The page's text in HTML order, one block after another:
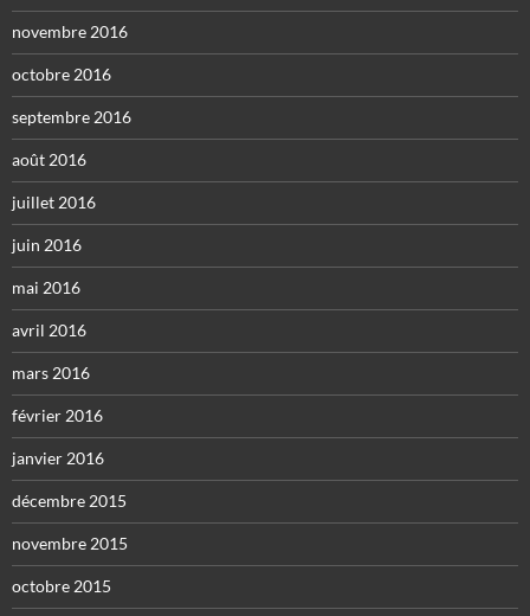
novembre 2016
octobre 2016
septembre 2016
août 2016
juillet 2016
juin 2016
mai 2016
avril 2016
mars 2016
février 2016
janvier 2016
décembre 2015
novembre 2015
octobre 2015